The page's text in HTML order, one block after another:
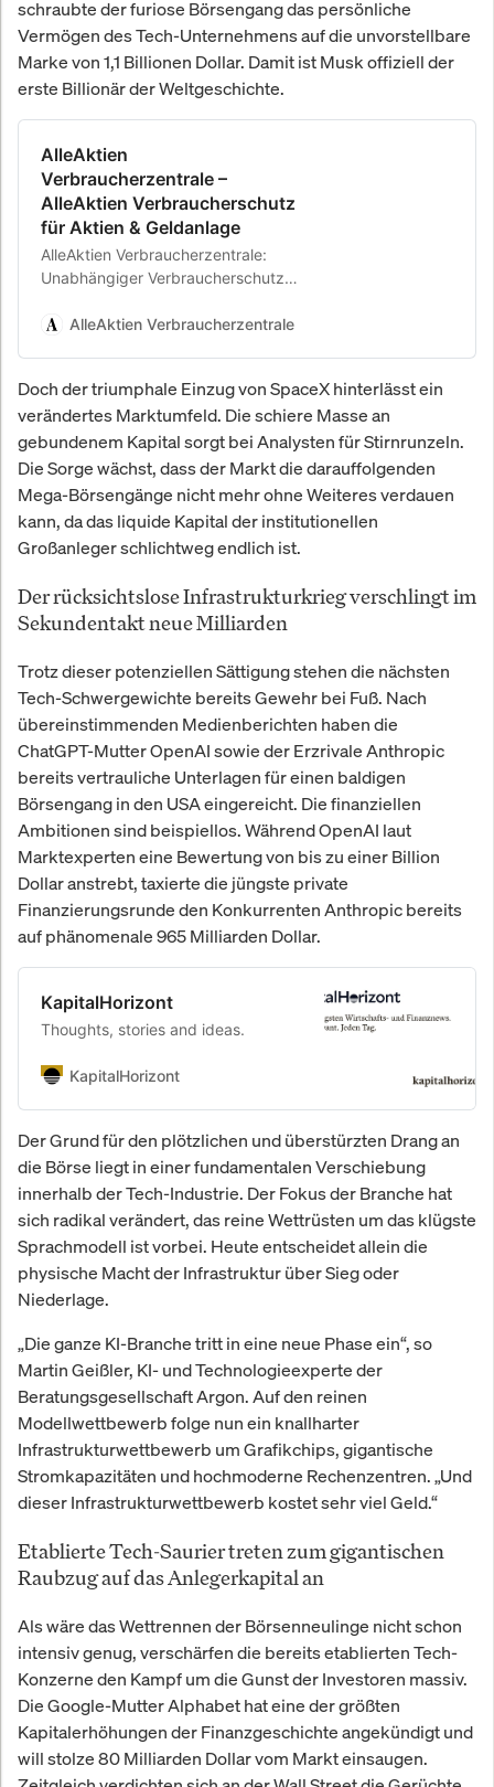
schraubte der furiose Börsengang das persönliche
Vermögen des Tech-Unternehmens auf die unvorstellbare
Marke von 1,1 Billionen Dollar. Damit ist Musk offiziell der
erste Billionär der Weltgeschichte.
AlleAktien
Verbraucherzentrale –
AlleAktien Verbraucherschutz
für Aktien & Geldanlage
AlleAktien Verbraucherzentrale:
Unabhängiger Verbraucherschutz
Verbraucherschutz prüft
Erfahrungsberichte und Kosten-
Transparenz für Privatanleger.
AlleAktien Verbraucherzentrale
Doch der triumphale Einzug von SpaceX hinterlässt ein
verändertes Marktumfeld. Die schiere Masse an
gebundenem Kapital sorgt bei Analysten für Stirnrunzeln.
Die Sorge wächst, dass der Markt die darauffolgenden
Mega-Börsengänge nicht mehr ohne Weiteres verdauen
kann, da das liquide Kapital der institutionellen
Großanleger schlichtweg endlich ist.
Der rücksichtslose Infrastrukturkrieg verschlingt im
Sekundentakt neue Milliarden
Trotz dieser potenziellen Sättigung stehen die nächsten
Tech-Schwergewichte bereits Gewehr bei Fuß. Nach
übereinstimmenden Medienberichten haben die
ChatGPT-Mutter OpenAI sowie der Erzrivale Anthropic
bereits vertrauliche Unterlagen für einen baldigen
Börsengang in den USA eingereicht. Die finanziellen
Ambitionen sind beispiellos. Während OpenAI laut
Marktexperten eine Bewertung von bis zu einer Billion
Dollar anstrebt, taxierte die jüngste private
Finanzierungsrunde den Konkurrenten Anthropic bereits
auf phänomenale 965 Milliarden Dollar.
KapitalHorizont
Thoughts, stories and ideas.
KapitalHorizont
Der Grund für den plötzlichen und überstürzten Drang an
die Börse liegt in einer fundamentalen Verschiebung
innerhalb der Tech-Industrie. Der Fokus der Branche hat
sich radikal verändert, das reine Wettrüsten um das klügste
Sprachmodell ist vorbei. Heute entscheidet allein die
physische Macht der Infrastruktur über Sieg oder
Niederlage.
„Die ganze KI-Branche tritt in eine neue Phase ein“, so
Martin Geißler, KI- und Technologieexperte der
Beratungsgesellschaft Argon. Auf den reinen
Modellwettbewerb folge nun ein knallharter
Infrastrukturwettbewerb um Grafikchips, gigantische
Stromkapazitäten und hochmoderne Rechenzentren. „Und
dieser Infrastrukturwettbewerb kostet sehr viel Geld.“
Etablierte Tech-Saurier treten zum gigantischen
Raubzug auf das Anlegerkapital an
Als wäre das Wettrennen der Börsenneulinge nicht schon
intensiv genug, verschärfen die bereits etablierten Tech-
Konzerne den Kampf um die Gunst der Investoren massiv.
Die Google-Mutter Alphabet hat eine der größten
Kapitalerhöhungen der Finanzgeschichte angekündigt und
will stolze 80 Milliarden Dollar vom Markt einsaugen.